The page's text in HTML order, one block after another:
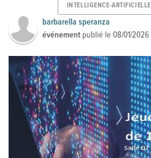
INTELLIGENCE-ARTIFICIELLE
barbarella speranza
événement publié le08/01/2026